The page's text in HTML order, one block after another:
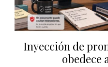
Inyección de
obedece